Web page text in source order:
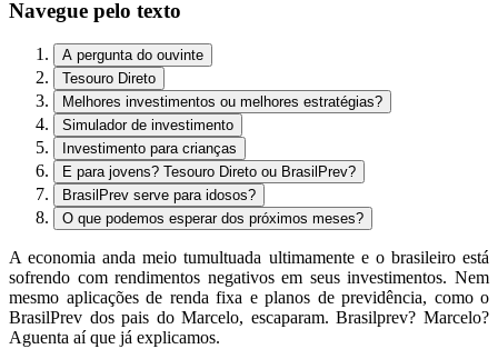
Navegue pelo texto
A pergunta do ouvinte
Tesouro Direto
Melhores investimentos ou melhores estratégias?
Simulador de investimento
Investimento para crianças
E para jovens? Tesouro Direto ou BrasilPrev?
BrasilPrev serve para idosos?
O que podemos esperar dos próximos meses?
A economia anda meio tumultuada ultimamente e o brasileiro está
sofrendo com rendimentos negativos em seus investimentos. Nem
mesmo aplicações de renda fixa e planos de previdência, como o
BrasilPrev dos pais do Marcelo, escaparam. Brasilprev? Marcelo?
Aguenta aí que já explicamos.